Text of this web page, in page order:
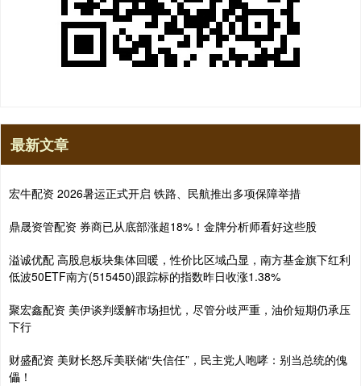
最新文章
宏牛配资 2026暑运正式开启 铁路、民航推出多项保障举措
鼎晟资管配资 券商已从底部涨超18%！金牌分析师看好这些股
溢诚优配 高股息板块集体回暖，性价比区域凸显，南方基金旗下红利
低波50ETF南方(515450)跟踪标的指数昨日收涨1.38%
聚宏鑫配资 美伊谈判缓解市场担忧，尽管分歧严重，油价短期仍承压
下行
财盛配资 美财长怒斥美联储“失信任”，民主党人咆哮：别当总统的傀
儡！